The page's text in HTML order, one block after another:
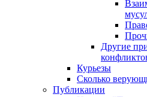
Другие
Курьезы
Сколько
Публикации